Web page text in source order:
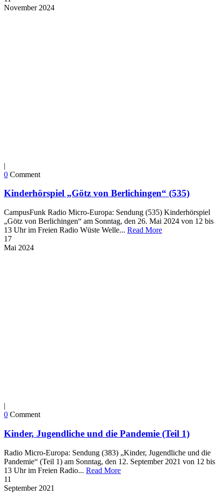
November 2024
|
0 Comment
Kinderhörspiel „Götz von Berlichingen“ (535)
CampusFunk Radio Micro-Europa: Sendung (535) Kinderhörspiel
„Götz von Berlichingen“ am Sonntag, den 26. Mai 2024 von 12 bis
13 Uhr im Freien Radio Wüste Welle... Read More
17
Mai 2024
|
0 Comment
Kinder, Jugendliche und die Pandemie (Teil 1)
Radio Micro-Europa: Sendung (383) „Kinder, Jugendliche und die
Pandemie“ (Teil 1) am Sonntag, den 12. September 2021 von 12 bis
13 Uhr im Freien Radio... Read More
11
September 2021